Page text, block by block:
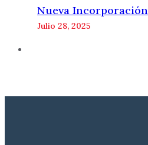
Nueva Incorporación
Julio 28, 2025